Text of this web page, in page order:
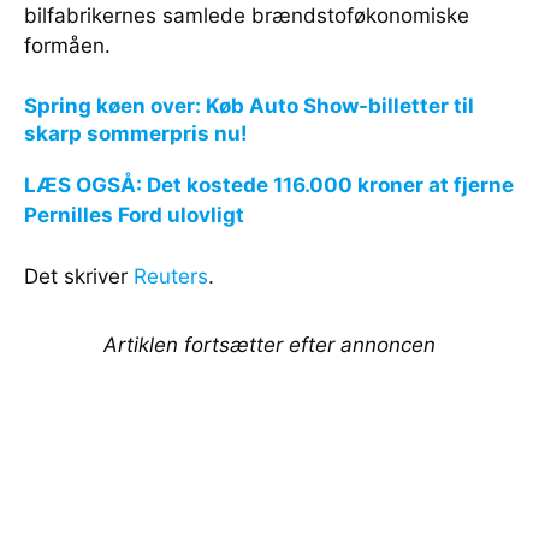
bilfabrikernes samlede brændstoføkonomiske
formåen.
Spring køen over: Køb Auto Show-billetter til
skarp sommerpris nu!
LÆS OGSÅ: Det kostede 116.000 kroner at fjerne
Pernilles Ford ulovligt
Det skriver Reuters.
Artiklen fortsætter efter annoncen